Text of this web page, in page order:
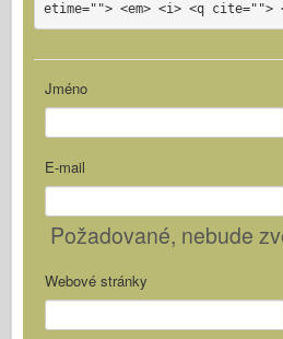
etime=""> <em> <i> <q cite="">
Jméno
E-mail
Požadované, nebude
Webové stránky